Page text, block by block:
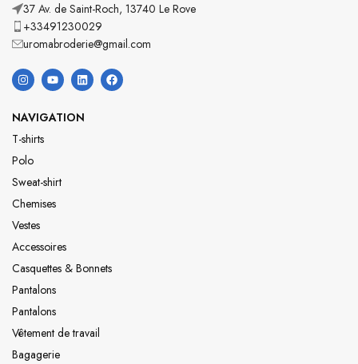
37 Av. de Saint-Roch, 13740 Le Rove
+33491230029
uromabroderie@gmail.com
NAVIGATION
T-shirts
Polo
Sweat-shirt
Chemises
Vestes
Accessoires
Casquettes & Bonnets
Pantalons
Pantalons
Vêtement de travail
Bagagerie